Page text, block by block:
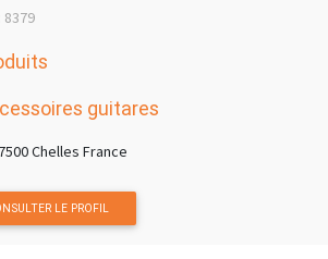
8379
guitares
Chelles France
LE PROFIL